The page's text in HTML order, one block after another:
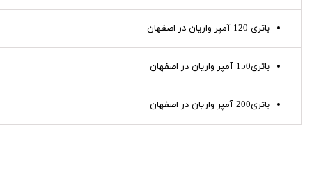
باتری 120 آمپر واریان در اصفهان
باتری150 آمپر واریان در اصفهان
باتری200 آمپر واریان در اصفهان